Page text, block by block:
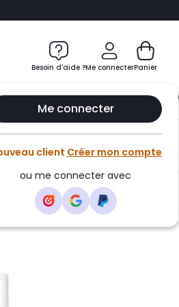
au chatbot
Besoin d'aide ?Me connecter
Me connecter
client Créer mon compte
ou me connecter avec
Panier
Le Club Infinity
au panier •